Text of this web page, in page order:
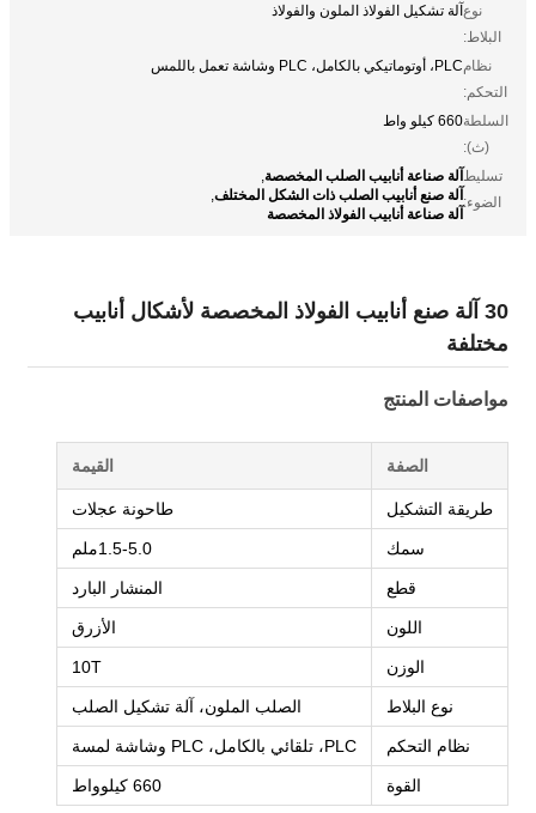
نوع
البلاط:
آلة تشكيل الفولاذ الملون والفولاذ
نظام
التحكم:
PLC، أوتوماتيكي بالكامل، PLC وشاشة تعمل باللمس
السلطة
(ث):
660 كيلو واط
تسليط
الضوء:
آلة صناعة أنابيب الصلب المخصصة,
آلة صنع أنابيب الصلب ذات الشكل المختلف,
آلة صناعة أنابيب الفولاذ المخصصة
30 آلة صنع أنابيب الفولاذ المخصصة لأشكال أنابيب
مختلفة
مواصفات المنتج
الصفة القيمة
طريقة التشكيل طاحونة عجلات
سمك 1.5-5.0ملم
قطع المنشار البارد
اللون الأزرق
الوزن 10T
نوع البلاط الصلب الملون، آلة تشكيل الصلب
نظام التحكم PLC، تلقائي بالكامل، PLC وشاشة لمسة
القوة 660 كيلوواط